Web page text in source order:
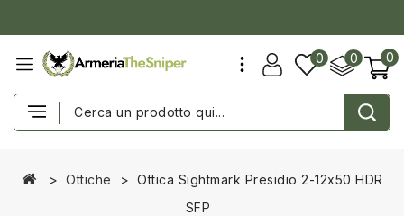
0
0
0
Ottiche
Ottica Sightmark Presidio 2-12x50 HDR
SFP